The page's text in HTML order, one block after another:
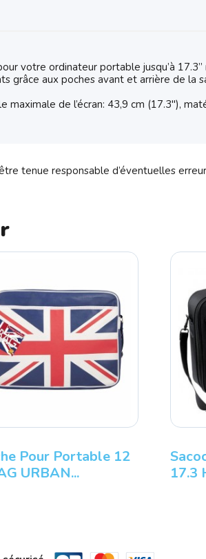
votre ordinateur portable jusqu’à
grâce aux poches avant et arrière de la
de l’écran: 43,9 cm (17.3"),
tenue responsable d’éventuelles
Pour Portable 12
URBAN...
17.3